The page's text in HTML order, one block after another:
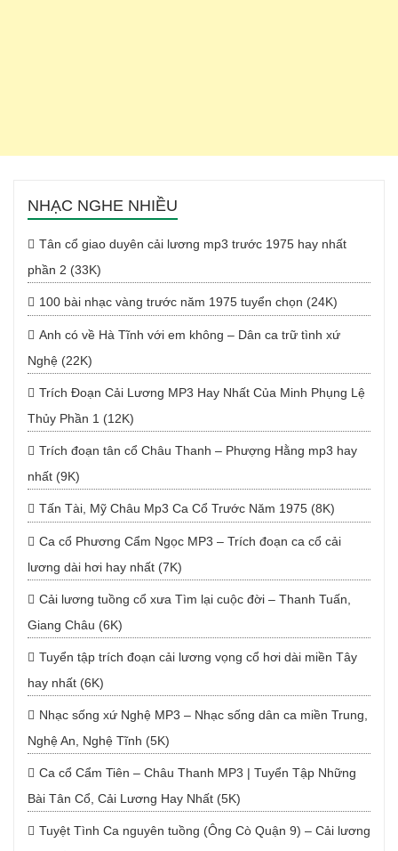
NHẠC NGHE NHIỀU
Tân cổ giao duyên cải lương mp3 trước 1975 hay nhất
phần 2 (33K)
100 bài nhạc vàng trước năm 1975 tuyển chọn (24K)
Anh có về Hà Tĩnh với em không – Dân ca trữ tình xứ
Nghệ (22K)
Trích Đoạn Cải Lương MP3 Hay Nhất Của Minh Phụng Lệ
Thủy Phần 1 (12K)
Trích đoạn tân cổ Châu Thanh – Phượng Hằng mp3 hay
nhất (9K)
Tấn Tài, Mỹ Châu Mp3 Ca Cổ Trước Năm 1975 (8K)
Ca cổ Phương Cẩm Ngọc MP3 – Trích đoạn ca cổ cải
lương dài hơi hay nhất (7K)
Cải lương tuồng cổ xưa Tìm lại cuộc đời – Thanh Tuấn,
Giang Châu (6K)
Tuyển tập trích đoạn cải lương vọng cổ hơi dài miền Tây
hay nhất (6K)
Nhạc sống xứ Nghệ MP3 – Nhạc sống dân ca miền Trung,
Nghệ An, Nghệ Tĩnh (5K)
Ca cổ Cẩm Tiên – Châu Thanh MP3 | Tuyển Tập Những
Bài Tân Cổ, Cải Lương Hay Nhất (5K)
Tuyệt Tình Ca nguyên tuồng (Ông Cò Quận 9) – Cải lương